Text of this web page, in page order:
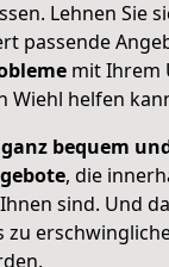
Lehnen Sie
passende
mit Ihrem
Wiehl helfen
bequem
, die
sind. Und
zu